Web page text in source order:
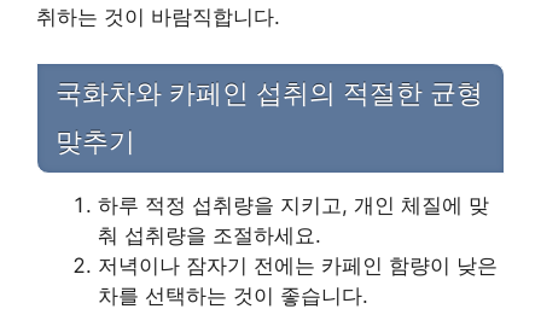
취하는 것이 바람직합니다.
국화차와 카페인 섭취의 적절한 균형
맞추기
하루 적정 섭취량을 지키고, 개인 체질에 맞
춰 섭취량을 조절하세요.
저녁이나 잠자기 전에는 카페인 함량이 낮은
차를 선택하는 것이 좋습니다.